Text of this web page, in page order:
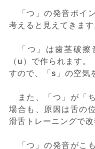
「つ」の発音ポイ
考えると見えてきます
「つ」は歯茎破擦
（u）で作られます
すので、「s」の空気
また、「つ」が「
場合も、原因は舌の
滑舌トレーニングで
「つ」の発音がこ